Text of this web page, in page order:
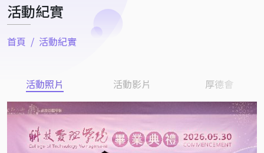
活動紀實
首頁 活動紀實
活動照片 活動影片 厚德會